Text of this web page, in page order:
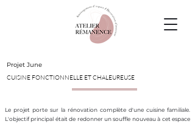
Projet June
CUISINE FONCTIONNELLE ET CHALEUREUSE
Le projet porte sur la rénovation complète d'une cuisine familiale.
L'objectif principal était de redonner un souffle nouveau à cet espace